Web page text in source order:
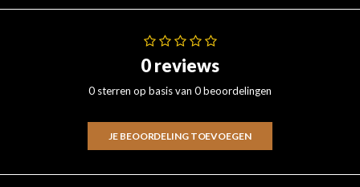
0 reviews
0 sterren op basis van 0 beoordelingen
JE BEOORDELING TOEVOEGEN